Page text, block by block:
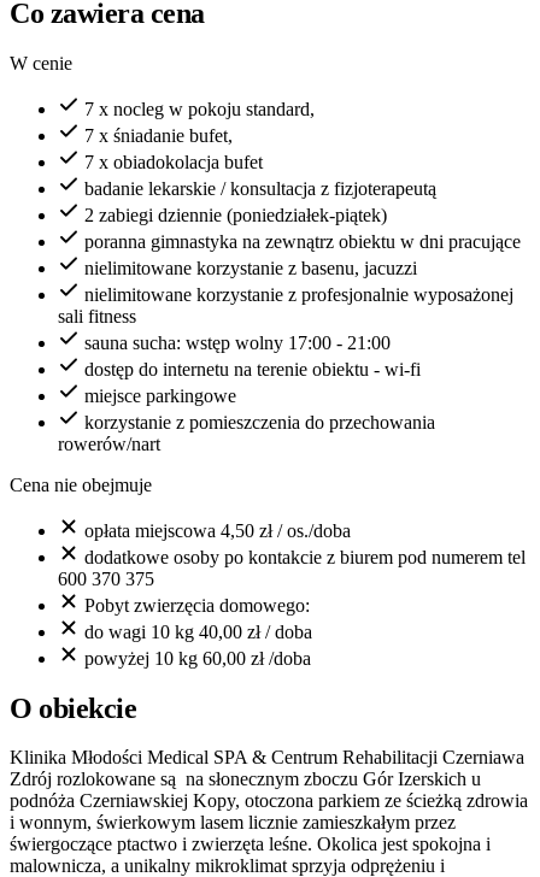
Co zawiera cena
W cenie
7 x nocleg w pokoju standard,
7 x śniadanie bufet,
7 x obiadokolacja bufet
badanie lekarskie / konsultacja z fizjoterapeutą
2 zabiegi dziennie (poniedziałek-piątek)
poranna gimnastyka na zewnątrz obiektu w dni pracujące
nielimitowane korzystanie z basenu, jacuzzi
nielimitowane korzystanie z profesjonalnie wyposażonej
sali fitness
sauna sucha: wstęp wolny 17:00 - 21:00
dostęp do internetu na terenie obiektu - wi-fi
miejsce parkingowe
korzystanie z pomieszczenia do przechowania
rowerów/nart
Cena nie obejmuje
opłata miejscowa 4,50 zł / os./doba
dodatkowe osoby po kontakcie z biurem pod numerem tel
600 370 375
Pobyt zwierzęcia domowego:
do wagi 10 kg 40,00 zł / doba
powyżej 10 kg 60,00 zł /doba
O obiekcie
Klinika Młodości Medical SPA & Centrum Rehabilitacji Czerniawa
Zdrój rozlokowane są na słonecznym zboczu Gór Izerskich u
podnóża Czerniawskiej Kopy, otoczona parkiem ze ścieżką zdrowia
i wonnym, świerkowym lasem licznie zamieszkałym przez
świergoczące ptactwo i zwierzęta leśne. Okolica jest spokojna i
malownicza, a unikalny mikroklimat sprzyja odprężeniu i